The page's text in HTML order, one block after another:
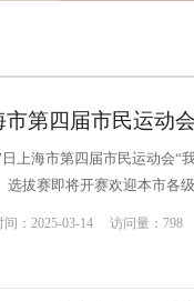
市第四届市民运动
上海市第四届市民运动会“
选拔赛即将开赛欢迎本市各
间：2025-03-14 访问量：798